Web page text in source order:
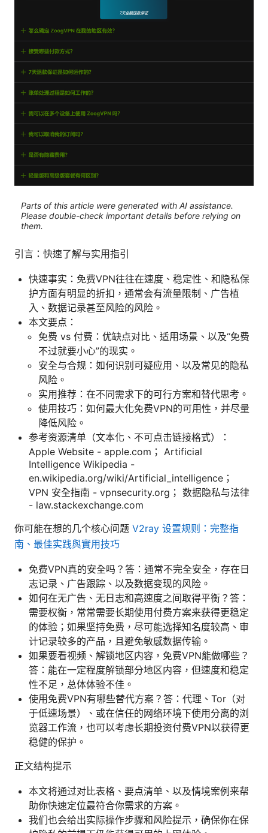
Parts of this article were generated with AI assistance.
Please double-check important details before relying on
them.
引言：快速了解与实用指引
快速事实：免费VPN往往在速度、稳定性、和隐私保
护方面有明显的折扣，通常会有流量限制、广告植
入、数据记录甚至风险的风险。
本文要点：
免费 vs 付费：优缺点对比、适用场景、以及“免费
不过就要小心”的现实。
安全与合规：如何识别可疑应用、以及常见的隐私
风险。
实用推荐：在不同需求下的可行方案和替代思考。
使用技巧：如何最大化免费VPN的可用性，并尽量
降低风险。
参考资源清单（文本化、不可点击链接格式）：
Apple Website - apple.com； Artificial
Intelligence Wikipedia -
en.wikipedia.org/wiki/Artificial_intelligence；
VPN 安全指南 - vpnsecurity.org； 数据隐私与法律
- law.stackexchange.com
你可能在想的几个核心问题 V2ray 设置规则：完整指
南、最佳实践與實用技巧
免费VPN真的安全吗？答：通常不完全安全，存在日
志记录、广告跟踪、以及数据变现的风险。
如何在无广告、无日志和高速度之间取得平衡？答：
需要权衡，常常需要长期使用付费方案来获得更稳定
的体验；如果坚持免费，尽可能选择知名度较高、审
计记录较多的产品，且避免敏感数据传输。
如果要看视频、解锁地区内容，免费VPN能做哪些？
答：能在一定程度解锁部分地区内容，但速度和稳定
性不足，总体体验不佳。
使用免费VPN有哪些替代方案？答：代理、Tor（对
于低速场景）、或在信任的网络环境下使用分离的浏
览器工作流，也可以考虑长期投资付费VPN以获得更
稳健的保护。
正文结构提示
本文将通过对比表格、要点清单、以及情境案例来帮
助你快速定位最符合你需求的方案。
我们也会给出实际操作步骤和风险提示，确保你在保